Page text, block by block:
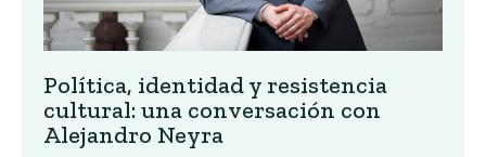
Política, identidad y resistencia
cultural: una conversación con
Alejandro Neyra